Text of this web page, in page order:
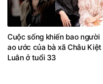
Cuộc sống khiến bao người
ao ước của bà xã Châu Kiệt
Luân ở tuổi 33